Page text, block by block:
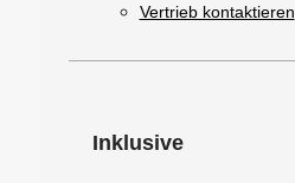
Vertrieb kontaktieren
Inklusive